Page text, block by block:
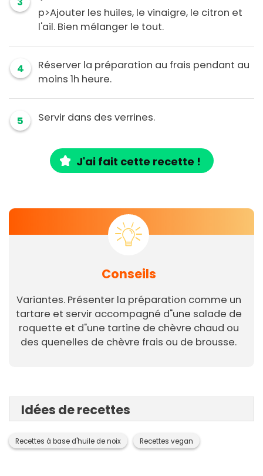
p>Ajouter les huiles, le vinaigre, le citron et
l'ail. Bien mélanger le tout.
4
Réserver la préparation au frais pendant au
moins 1h heure.
5 Servir dans des verrines.
J'ai fait cette recette !
Conseils
Variantes. Présenter la préparation comme un
tartare et servir accompagné d"une salade de
roquette et d"une tartine de chèvre chaud ou
des quenelles de chèvre frais ou de brousse.
Idées de recettes
Recettes à base d'huile de noix Recettes vegan